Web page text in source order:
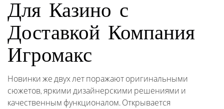
Для Казино с
Доставкой Компания
Игромакс
Новинки же двух лет поражают оригинальными
сюжетов, яркими дизайнерскими решениями и
качественным функционалом. Открывается